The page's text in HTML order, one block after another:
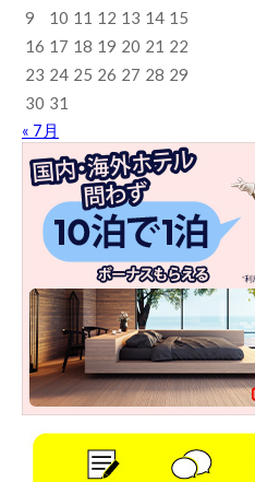
9
10 11 12 13 14 15
16 17 18 19 20 21 22
23 24 25 26 27 28 29
30 31
« 7月